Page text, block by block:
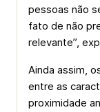
pessoas não
fato de não
relevante”,
Ainda assim,
entre as
proximidade